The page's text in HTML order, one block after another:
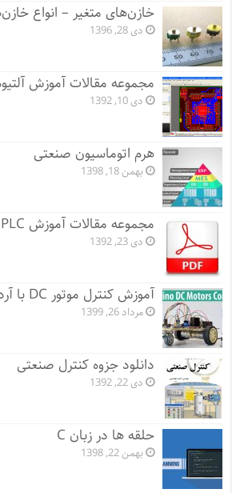
خازن‌های متغیر – انواع
دی 28, 1396
مجموعه مقالات آموزش
دی 10, 1392
هرم اتوماسیون صنعتی
بهمن 18, 1398
مجموعه مقالات آموزش PLC
دی 23, 1392
آموزش کنترل موتور DC با آردوینو
مرداد 26, 1399
دانلود جزوه کنترل صنعتی
دی 22, 1392
حلقه ها در زبان C
بهمن 22, 1398